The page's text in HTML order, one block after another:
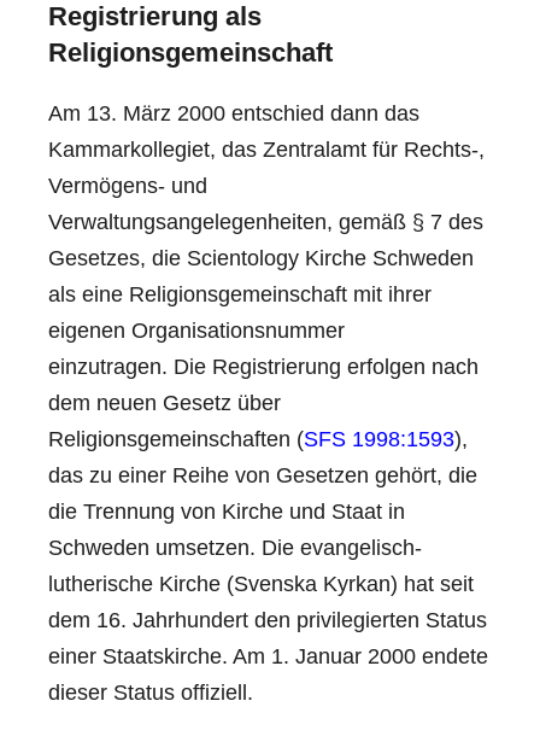
Registrierung als
Religionsgemeinschaft
Am 13. März 2000 entschied dann das
Kammarkollegiet, das Zentralamt für Rechts-,
Vermögens- und
Verwaltungsangelegenheiten, gemäß § 7 des
Gesetzes, die Scientology Kirche Schweden
als eine Religionsgemeinschaft mit ihrer
eigenen Organisationsnummer
einzutragen. Die Registrierung erfolgen nach
dem neuen Gesetz über
Religionsgemeinschaften (SFS 1998:1593),
das zu einer Reihe von Gesetzen gehört, die
die Trennung von Kirche und Staat in
Schweden umsetzen. Die evangelisch-
lutherische Kirche (Svenska Kyrkan) hat seit
dem 16. Jahrhundert den privilegierten Status
einer Staatskirche. Am 1. Januar 2000 endete
dieser Status offiziell.